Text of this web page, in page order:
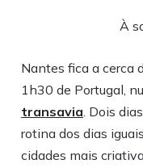
À
Nantes fica a cerca
1h30 de Portugal,
transavia. Dois
rotina dos dias
cidades mais